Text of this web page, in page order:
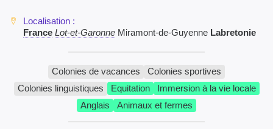
France Lot-et-Garonne Miramont-de-Guyenne Labretonie
Colonies de vacances
Colonies sportives
Colonies linguistiques
Equitation
Immersion à la vie locale
Anglais
Animaux et fermes